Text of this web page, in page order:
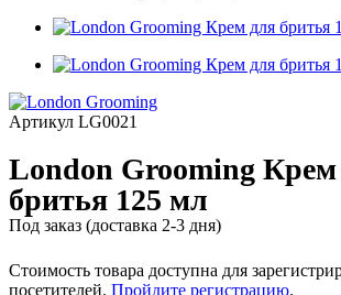
Артикул LG0021
London Grooming Крем
бритья 125 мл
Под заказ (доставка 2-3 дня)
Стоимость товара доступна для
посетителей. Пройдите регистрацию.